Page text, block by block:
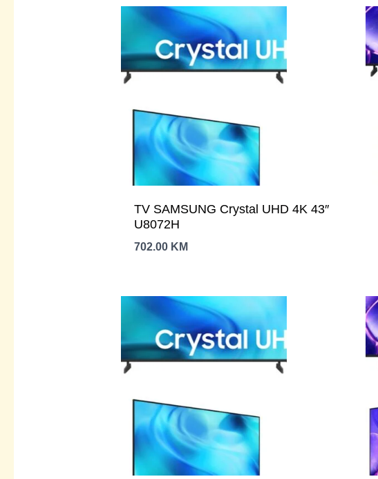
696.00 KM.
TV SAMSUNG Crystal UHD 4K 43″
U8072H
702.00 KM